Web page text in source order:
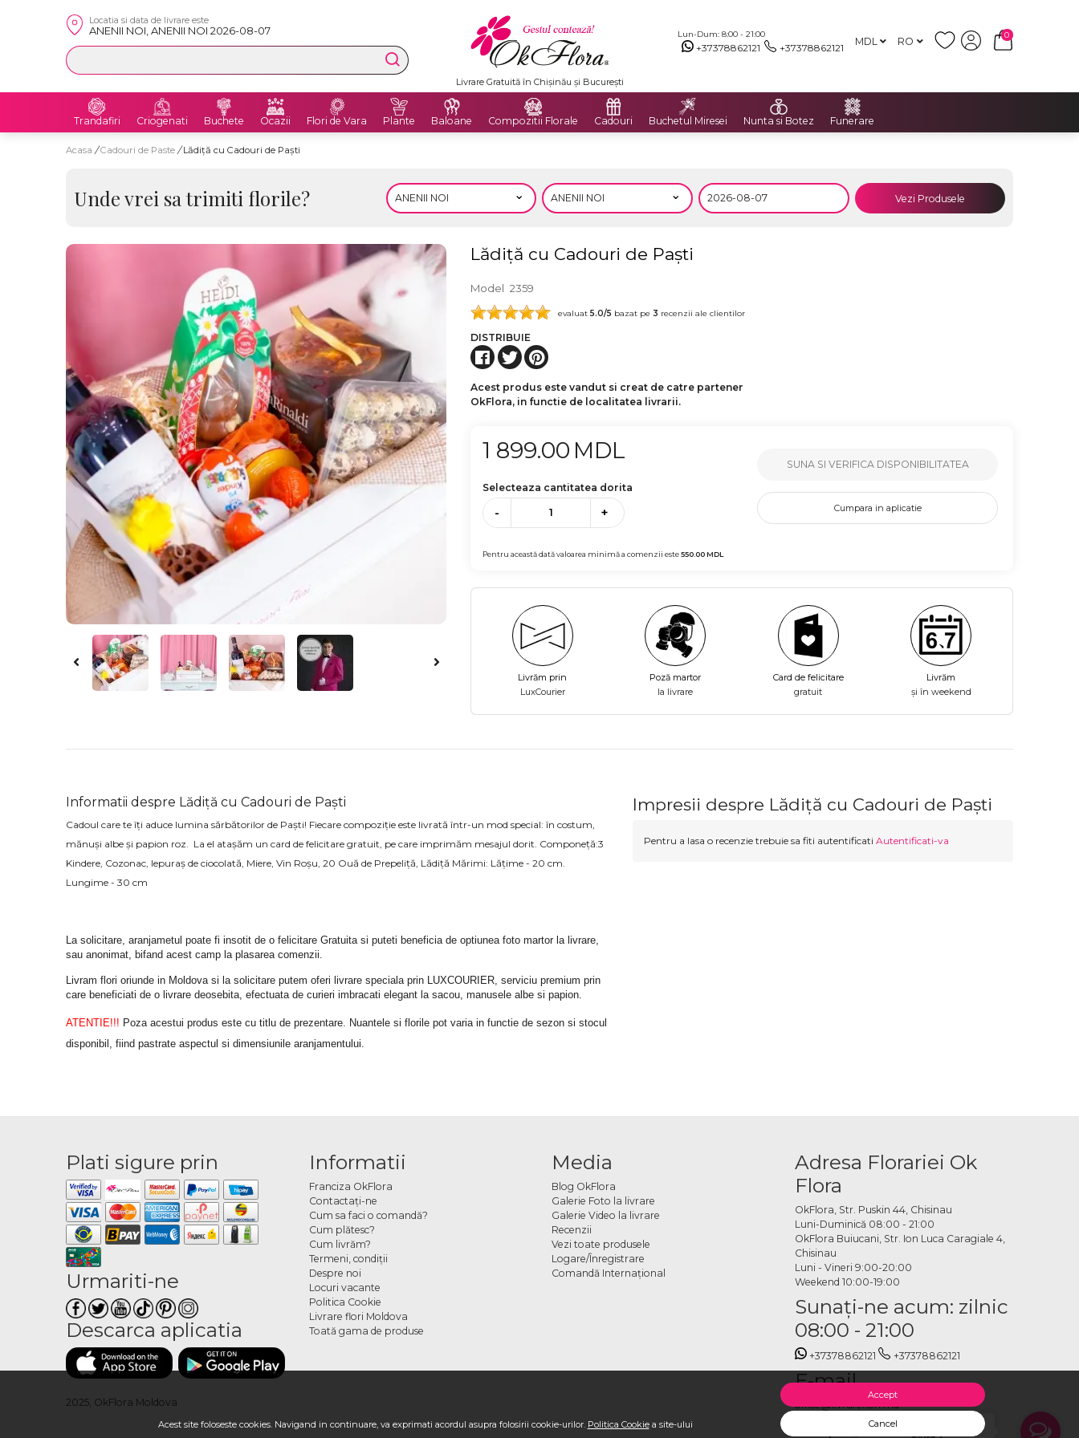
Acest site foloseste cookies. Navigand in continuare, va exprimati acordul asupra folosirii cookie-urilor. Politica Cookiea site-ului
Accept
Cancel
Locatia si data de livrare este
ANENII NOI, ANENII NOI 2026-08-07 Lun-Dum: 8:00 - 21:00
+37378862121 +37378862121 MDL RO
0
Livrare Gratuită în Chișinău și București
Trandafiri Criogenati Buchete Ocazii Flori de Vara Plante Baloane Compozitii Florale Cadouri Buchetul Miresei Nunta si Botez Funerare
Acasa / Cadouri de Paste / Lădiță cu Cadouri de Paști
Unde vrei sa trimiti florile? Vezi Produsele
Lădiță cu Cadouri de Paști
Model 2359
evaluat5.0/5 bazat pe 3 recenzii ale clientilor
DISTRIBUIE
Acest produs este vandut si creat de catre partener
OkFlora, in functie de localitatea livrarii.
1 899.00 MDL
Selecteaza cantitatea dorita
- +
Pentru această dată valoarea minimă a comenzii este550.00MDL
SUNA SI VERIFICA DISPONIBILITATEA
Cumpara in aplicatie
Livrăm prin
LuxCourier
Poză martor
la livrare
Card de felicitare
gratuit
Livrăm
și în weekend
Informatii despre Lădiță cu Cadouri de Paști
Cadoul care te îți aduce lumina sărbătorilor de Paști! Fiecare compoziție este livrată într-un mod special: în costum,
mănuși albe și papion roz. La el atașăm un card de felicitare gratuit, pe care imprimăm mesajul dorit. Componeță:3
Kindere, Cozonac, Iepuraș de ciocolată, Miere, Vin Roșu, 20 Ouă de Prepeliță, Lădiță Mărimi: Lățime - 20 cm.
Lungime - 30 cm
La solicitare, aranjametul poate fi insotit de o felicitare Gratuita si puteti beneficia de optiunea foto martor la livrare,
sau anonimat, bifand acest camp la plasarea comenzii.
Livram flori oriunde in Moldova si la solicitare putem oferi livrare speciala prin LUXCOURIER, serviciu premium prin
care beneficiati de o livrare deosebita, efectuata de curieri imbracati elegant la sacou, manusele albe si papion.
ATENTIE!!! Poza acestui produs este cu titlu de prezentare. Nuantele si florile pot varia in functie de sezon si stocul
disponibil, fiind pastrate aspectul si dimensiunile aranjamentului.
Impresii despre Lădiță cu Cadouri de Paști
Pentru a lasa o recenzie trebuie sa fiti autentificati Autentificati-va
Plati sigure prin
Urmariti-ne
Descarca aplicatia
2025, OkFlora Moldova
Informatii
Franciza OkFlora
Contactaţi-ne
Cum sa faci o comandă?
Cum plătesc?
Cum livrăm?
Termeni, condiţii
Despre noi
Locuri vacante
Politica Cookie
Livrare flori Moldova
Toată gama de produse
Media
Blog OkFlora
Galerie Foto la livrare
Galerie Video la livrare
Recenzii
Vezi toate produsele
Logare/Înregistrare
Comandă Internațional
Adresa Florariei Ok
Flora
OkFlora, Str. Puskin 44, Chisinau
Luni-Duminică 08:00 - 21:00
OkFlora Buiucani, Str. Ion Luca Caragiale 4,
Chisinau
Luni - Vineri 9:00-20:00
Weekend 10:00-19:00
Sunaţi-ne acum: zilnic
08:00 - 21:00
+37378862121 +37378862121
E-mail
office@livrareflori.md
Ne puteți contacta:
Salut, cu ce te putem